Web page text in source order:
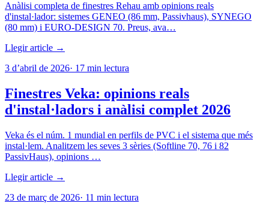
Anàlisi completa de finestres Rehau amb opinions reals
d'instal·lador: sistemes GENEO (86 mm, Passivhaus), SYNEGO
(80 mm) i EURO-DESIGN 70. Preus, ava…
Llegir article →
3 d’abril de 2026· 17 min lectura
Finestres Veka: opinions reals
d'instal·ladors i anàlisi complet 2026
Veka és el núm. 1 mundial en perfils de PVC i el sistema que més
instal·lem. Analitzem les seves 3 sèries (Softline 70, 76 i 82
PassivHaus), opinions …
Llegir article →
23 de març de 2026· 11 min lectura